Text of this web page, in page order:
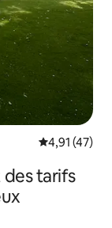
Évaluation
4,91 (47)
tarifs